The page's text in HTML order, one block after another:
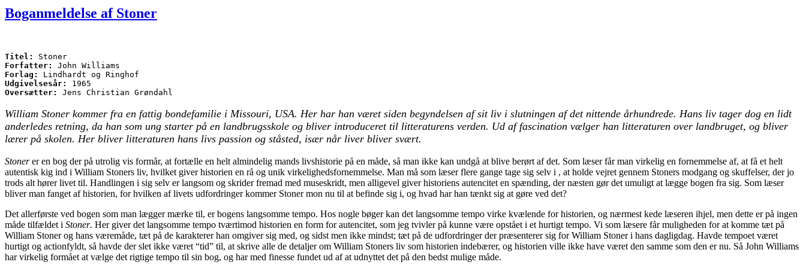
Boganmeldelse af Stoner
Titel:
Forfatter:
Forlag:
Udgivelsesår:
Oversætter:
Jens Christian Grøndahl
William Stoner kommer fra en fattig bondefamilie i Missouri, USA. Her har han været siden begyndelsen af sit liv i slutningen af det nittende århundrede. Hans liv tager dog en lidt
anderledes retning, da han som ung starter på en landbrugsskole og bliver introduceret til litteraturens verden. Ud af fascination vælger han litteraturen over landbruget, og bliver
lærer på skolen. Her bliver litteraturen hans livs passion og ståsted, især når liver bliver svært.
Stonerer en bog der på utrolig vis formår, at fortælle en helt almindelig mands livshistorie på en måde, så man ikke kan undgå at blive berørt af det. Som læser får man virkelig en fornemmelse af, at få et helt
autentisk kig ind i William Stoners liv, hvilket giver historien en rå og unik virkelighedsfornemmelse. Man må som læser flere gange tage sig selv i , at holde vejret gennem Stoners modgang og skuffelser, der jo
trods alt hører livet til. Handlingen i sig selv er langsom og skrider fremad med museskridt, men alligevel giver historiens autencitet en spænding, der næsten gør det umuligt at lægge bogen fra sig. Som læser
bliver man fanget af historien, for hvilken af livets udfordringer kommer Stoner mon nu til at befinde sig i, og hvad har han tænkt sig at gøre ved det?
Det allerførste ved bogen som man lægger mærke til, er bogens langsomme tempo. Hos nogle bøger kan det langsomme tempo virke kvælende for historien, og nærmest kede læseren ihjel, men dette er på ingen
måde tilfældet i Stoner. Her giver det langsomme tempo tværtimod historien en form for autencitet, som jeg tvivler på kunne være opstået i et hurtigt tempo. Vi som læsere får muligheden for at komme tæt på
William Stoner og hans væremåde, tæt på de karakterer han omgiver sig med, og sidst men ikke mindst; tæt på de udfordringer der præsenterer sig for William Stoner i hans dagligdag. Havde tempoet været
hurtigt og actionfyldt, så havde der slet ikke været “tid” til, at skrive alle de detaljer om William Stoners liv som historien indebærer, og historien ville ikke have været den samme som den er nu. Så John Williams
har virkelig formået at vælge det rigtige tempo til sin bog, og har med finesse fundet ud af at udnyttet det på den bedst mulige måde.